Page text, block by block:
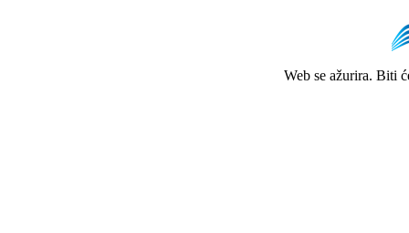
Web se ažurira. Biti